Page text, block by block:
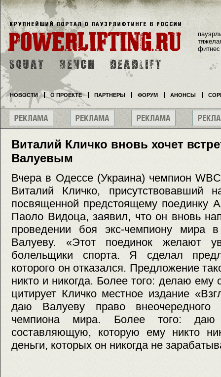
Виталий Кличко вновь хочет
Валуевым
Вчера в Одессе (Украина) чемпион
Виталий Кличко, присутствовавший
посвященной предстоящему поединку
Паоло Видоца, заявил, что он вновь
проведении боя экс-чемпиону мира
Валуеву. «Этот поединок желают
болельщики спорта. Я сделал
которого он отказался. Предложение
никто и никогда. Более того: делаю
цитирует Кличко местное издание
даю Валуеву право внеочередного
чемпиона мира. Более того: даю
составляющую, которую ему никто
деньги, которых он никогда не
фитнес
НОВОСТИ О ПРОЕКТЕ ПАРТНЕРЫ ФОРУМ АНОНСЫ